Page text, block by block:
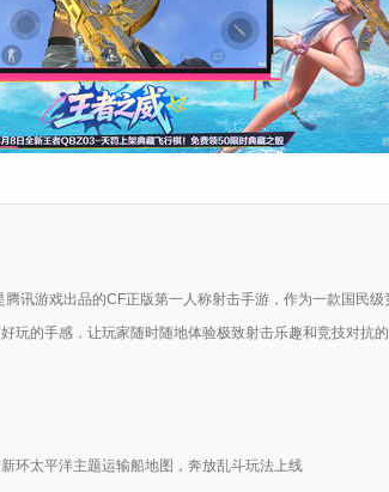
腾讯游戏出品的CF正版第一人称射击手游，作为一款国
玩的手感，让玩家随时随地体验极致射击乐趣和竞技对抗的
新环太平洋主题运输船地图，奔放乱斗玩法上线